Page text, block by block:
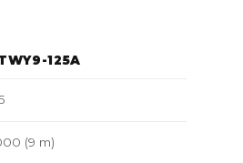
125A
(9 m)